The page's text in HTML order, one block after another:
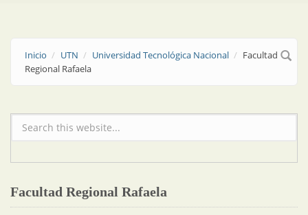
Inicio UTN Universidad Tecnológica Nacional
Facultad
Regional Rafaela
Formulario de búsqueda
Facultad Regional Rafaela